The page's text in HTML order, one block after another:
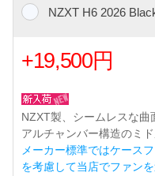
NZXT H6 2026
+19,500円
NZXT製、シームレスな曲
アルチャンバー構造のミド
メーカー標準ではケース
を考慮して当店でファン